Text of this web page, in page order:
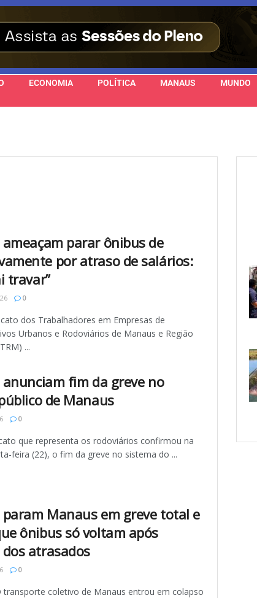
ECONOMIA POLÍTICA MANAUS MUNDO
ameaçam parar ônibus de
por atraso de salários:
travar”
0
dos Trabalhadores em Empresas de
Urbanos e Rodoviários de Manaus e Região
...
anunciam fim da greve no
de Manaus
0
que representa os rodoviários confirmou na
feira (22), o fim da greve no sistema do ...
param Manaus em greve total e
ônibus só voltam após
atrasados
0
transporte coletivo de Manaus entrou em colapso